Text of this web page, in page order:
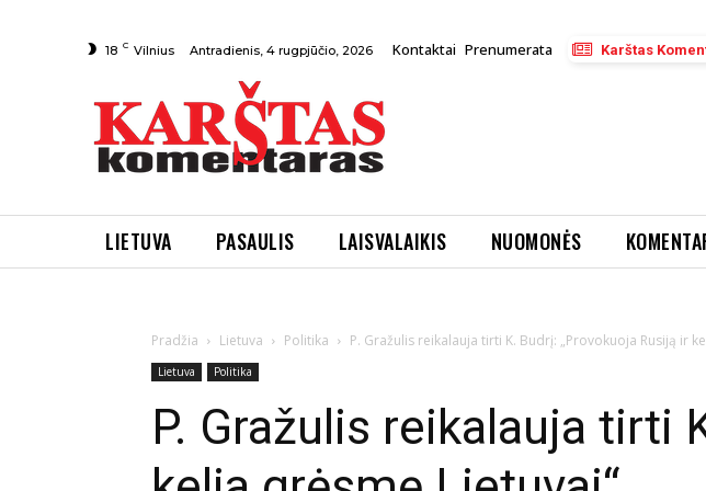
18 C Vilnius Antradienis, 4 rugpjūčio, 2026 Kontaktai Prenumerata Karštas
LIETUVA PASAULIS LAISVALAIKIS NUOMONĖS
Pradžia Lietuva Politika P. Gražulis reikalauja tirti K. Budrį: „Provokuoja Rusiją ir
Lietuva Politika
P. Gražulis reikalauja tirti